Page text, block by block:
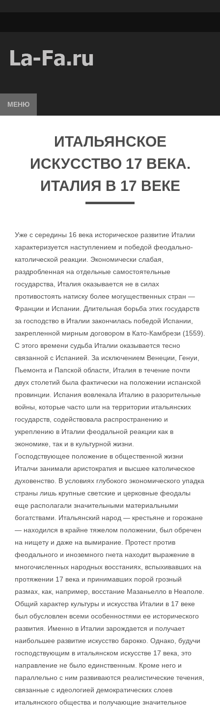
МЕНЮ
ИТАЛЬЯНСКОЕ
ИСКУССТВО 17 ВЕКА.
ИТАЛИЯ В 17 ВЕКЕ
Уже с середины 16 века историческое развитие Италии
характеризуется наступлением и победой феодально-
католической реакции. Экономически слабая,
раздробленная на отдельные самостоятельные
государства, Италия оказывается не в силах
противостоять натиску более могущественных стран —
Франции и Испании. Длительная борьба этих государств
за господство в Италии закончилась победой Испании,
закрепленной мирным договором в Като-Камбрези (1559).
С этого времени судьба Италии оказывается тесно
связанной с Испанией. За исключением Венеции, Генуи,
Пьемонта и Папской области, Италия в течение почти
двух столетий была фактически на положении испанской
провинции. Испания вовлекала Италию в разорительные
войны, которые часто шли на территории итальянских
государств, содействовала распространению и
укреплению в Италии феодальной реакции как в
экономике, так и в культурной жизни.
Господствующее положение в общественной жизни
Италчи занимали аристократия и высшее католическое
духовенство. В условиях глубокого экономического упадка
страны лишь крупные светские и церковные феодалы
еще располагали значительными материальными
богатствами. Итальянский народ — крестьяне и горожане
— находился в крайне тяжелом положении, был обречен
на нищету и даже на вымирание. Протест против
феодального и иноземного гнета находит выражение в
многочисленных народных восстаниях, вспыхивавших на
протяжении 17 века и принимавших порой грозный
размах, как, например, восстание Мазаньелло в Неаполе.
Общий характер культуры и искусства Италии в 17 веке
был обусловлен всеми особенностями ее исторического
развития. Именно в Италии зарождается и получает
наибольшее развитие искусство барокко. Однако, будучи
господствующим в итальянском искусстве 17 века, это
направление не было единственным. Кроме него и
параллельно с ним развиваются реалистические течения,
связанные с идеологией демократических слоев
итальянского общества и получающие значительное